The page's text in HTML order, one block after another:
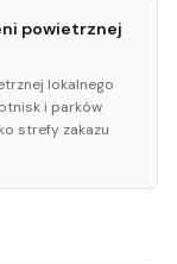
powietrznej
lokalnego
i parków
strefy zakazu